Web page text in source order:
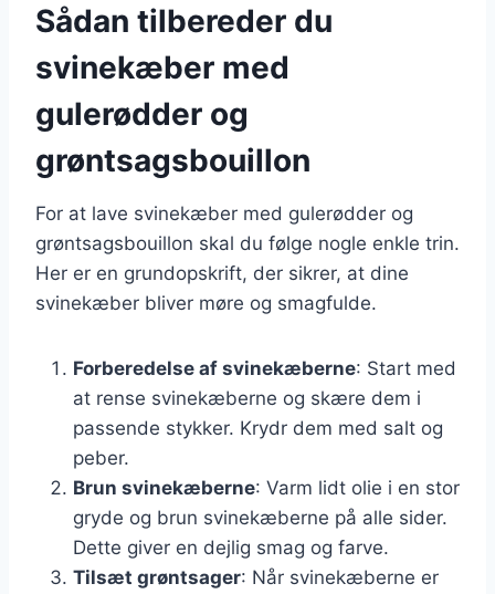
Sådan tilbereder du
svinekæber med
gulerødder og
grøntsagsbouillon
For at lave svinekæber med gulerødder og
grøntsagsbouillon skal du følge nogle enkle trin.
Her er en grundopskrift, der sikrer, at dine
svinekæber bliver møre og smagfulde.
Forberedelse af svinekæberne: Start med
at rense svinekæberne og skære dem i
passende stykker. Krydr dem med salt og
peber.
Brun svinekæberne: Varm lidt olie i en stor
gryde og brun svinekæberne på alle sider.
Dette giver en dejlig smag og farve.
Tilsæt grøntsager: Når svinekæberne er